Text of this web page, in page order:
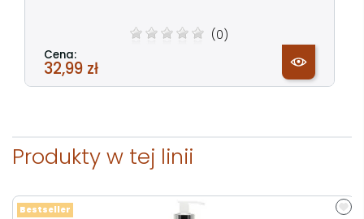
(0)
Cena:
32,99 zł
Produkty w tej linii
Bestseller